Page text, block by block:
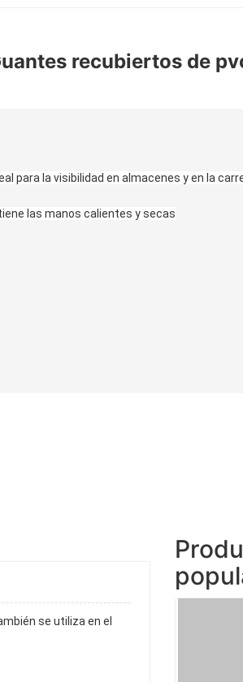
recubiertos de
para la visibilidad en almacenes y en la
las manos calientes y secas
se utiliza en el